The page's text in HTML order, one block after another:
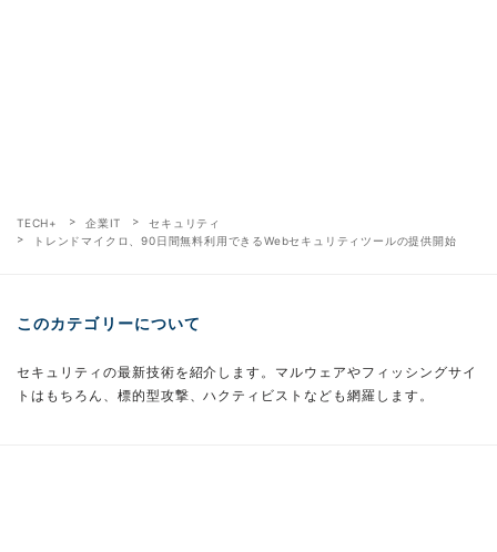
TECH+ 企業IT
セキュリティ
トレンドマイクロ、90日間無料利用できるWebセキュリティツールの提供開始
このカテゴリーについて
セキュリティの最新技術を紹介します。マルウェアやフィッシングサイ
トはもちろん、標的型攻撃、ハクティビストなども網羅します。